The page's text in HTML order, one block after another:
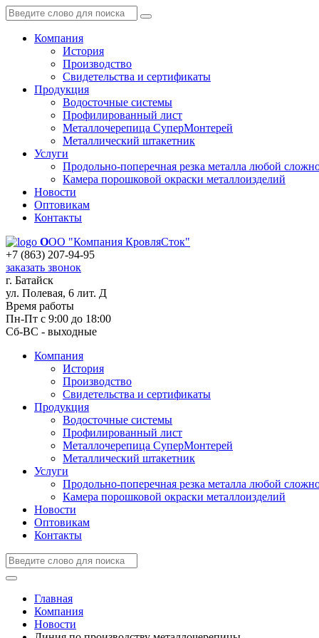
Компания
История
Производство
Свидетельства и сертификаты
Продукция
Водосточные системы
Профилированный лист
Металлочерепица СуперМонтерей
Металлический штакетник
Услуги
Продольно-поперечная резка металла любой
Камера порошковой окраски металлоизделий
Новости
Оптовикам
Контакты
ООО "Компания КровляСток"
+7 (863) 207-94-95
заказать звонок
г. Батайск
ул. Полевая, 6 лит. Д
Время работы
Пн-Пт с 9:00 до 18:00
Сб-ВС - выходные
Компания
История
Производство
Свидетельства и сертификаты
Продукция
Водосточные системы
Профилированный лист
Металлочерепица СуперМонтерей
Металлический штакетник
Услуги
Продольно-поперечная резка металла любой
Камера порошковой окраски металлоизделий
Новости
Оптовикам
Контакты
Главная
Компания
Новости